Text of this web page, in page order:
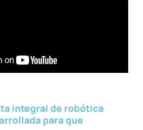
integral de robótica
para que